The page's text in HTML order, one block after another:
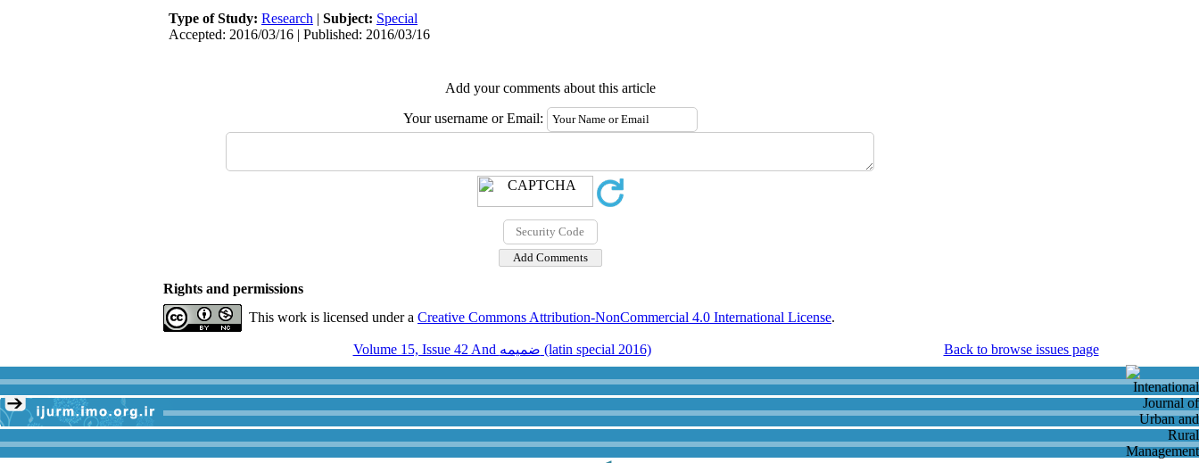
Type of Study: Research | Subject: Special
Accepted: 2016/03/16 | Published: 2016/03/16
Add your comments about this article
Your username or Email:
Rights and permissions
This work is licensed under a Creative Commons Attribution-NonCommercial 4.0 International License.
Volume 15, Issue 42 And ضميمه (latin special 2016) Back to browse issues page